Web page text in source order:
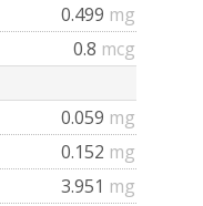
0.499 mg
0.8 mcg
0.059 mg
0.152 mg
3.951 mg